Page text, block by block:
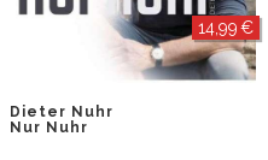
14,99 €
Dieter Nuhr
Nur Nuhr